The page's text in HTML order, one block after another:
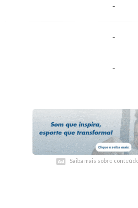
-
-
-
Saiba mais sobre
Saiba mais sobre